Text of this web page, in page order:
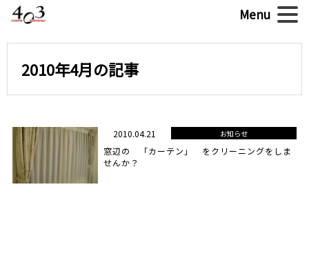
2010年4月の記事
2010.04.21 お知らせ
窓辺の 「カーテン」 をクリーニングをしま
せんか？